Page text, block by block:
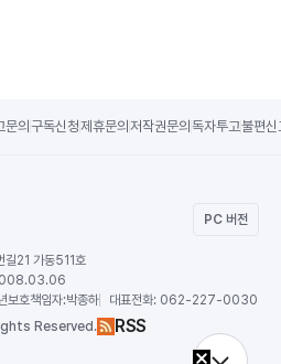
문의 구독신청제휴문의 저작권문의 독자투고불편신
PC 버전
길21 가동511호
보호책임자:박종하 대표전화: 062-227-0030
Reserved. RSS